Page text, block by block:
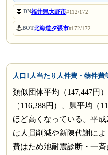
⏬DN福井県大野市#112/172
⚓BOT北海道夕張市#172/172
人口1人当たり人件費・物件費
類似団体平均（147,447円
（116,288円）、県平均（
ほど高くなっている。平
は人員削減や新陳代謝に
費はため池耐震診断・一